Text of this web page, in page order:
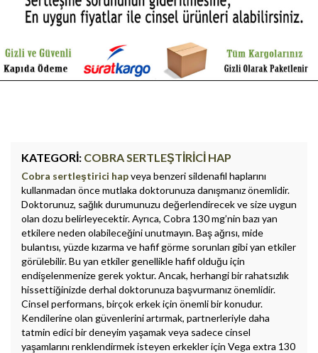
KATEGORI: COBRA SERTLEŞTIRICI HAP
Cobra sertleştirici hapveya benzeri sildenafil haplarını
kullanmadan önce mutlaka doktorunuza danışmanız önemlidir.
Doktorunuz, sağlık durumunuzu değerlendirecek ve size uygun
olan dozu belirleyecektir. Ayrıca, Cobra 130 mg’nin bazı yan
etkilere neden olabileceğini unutmayın. Baş ağrısı, mide
bulantısı, yüzde kızarma ve hafif görme sorunları gibi yan etkiler
görülebilir. Bu yan etkiler genellikle hafif olduğu için
endişelenmenize gerek yoktur. Ancak, herhangi bir rahatsızlık
hissettiğinizde derhal doktorunuza başvurmanız önemlidir.
Cinsel performans, birçok erkek için önemli bir konudur.
Kendilerine olan güvenlerini artırmak, partnerleriyle daha
tatmin edici bir deneyim yaşamak veya sadece cinsel
yaşamlarını renklendirmek isteyen erkekler için Vega extra 130